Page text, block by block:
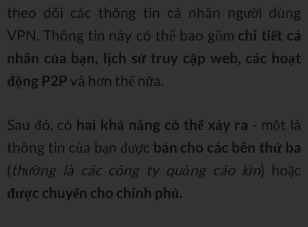
theo dõi các thông tin cá nhân người dùng
VPN. Thông tin này có thể bao gồm chi tiết cá
nhân của bạn, lịch sử truy cập web, các hoạt
động P2P và hơn thế nữa.
Sau đó, có hai khả năng có thể xảy ra - một là
thông tin của bạn được bán cho các bên thứ ba
(thường là các công ty quảng cáo lớn) hoặc
được chuyển cho chính phủ.